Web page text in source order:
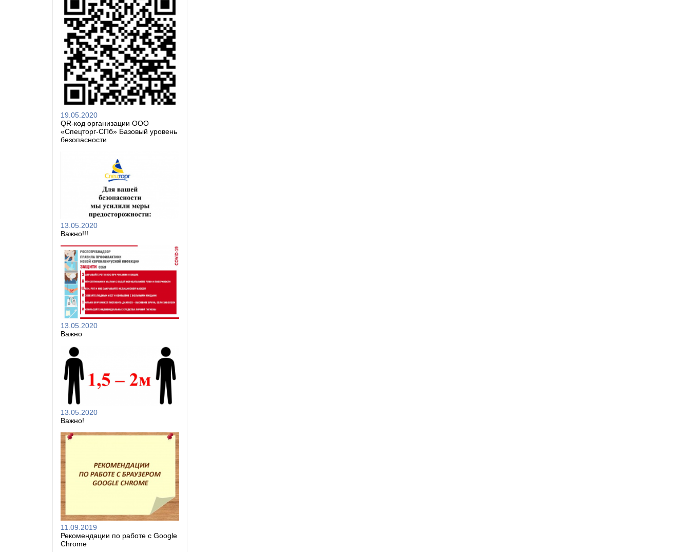
19.05.2020
QR-код организации ООО
«Спецторг-СПб» Базовый уровень
безопасности
13.05.2020
Важно!!!
13.05.2020
Важно
13.05.2020
Важно!
11.09.2019
Рекомендации по работе с Google
Chrome